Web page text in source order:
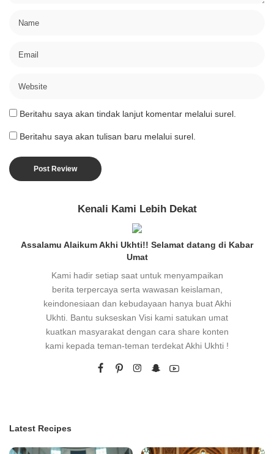
Beritahu saya akan tindak lanjut komentar melalui surel.
Beritahu saya akan tulisan baru melalui surel.
Kenali Kami Lebih Dekat
Assalamu Alaikum Akhi Ukhti!! Selamat datang di Kabar
Umat
Kami hadir setiap saat untuk menyampaikan
berita terpercaya serta wawasan keislaman,
keindonesiaan dan kebudayaan hanya buat Akhi
Ukhti. Bantu sukseskan Visi kami satukan umat
kuatkan masyarakat dengan cara share konten
kami kepada teman-teman terdekat Akhi Ukhti !
Latest Recipes